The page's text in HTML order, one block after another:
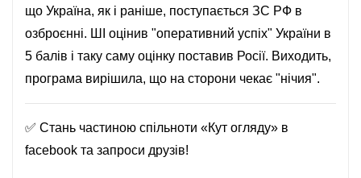
що Україна, як і раніше, поступається ЗС РФ в
озброєнні. ШІ оцінив "оперативний успіх" України в
5 балів і таку саму оцінку поставив Росії. Виходить,
програма вирішила, що на сторони чекає "нічия".
✅ Стань частиною спільноти «Кут огляду» в
facebook та запроси друзів!